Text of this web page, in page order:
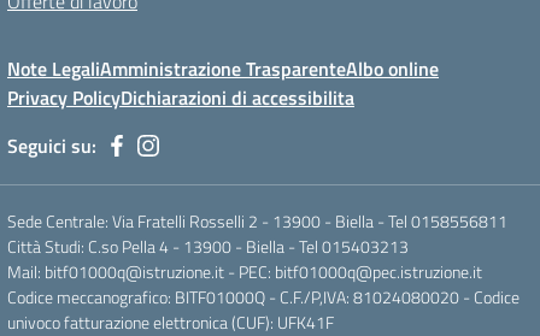
Note LegaliAmministrazione TrasparenteAlbo online
Privacy PolicyDichiarazioni di accessibilita
Seguici su:
Sede Centrale: Via Fratelli Rosselli 2 - 13900 - Biella - Tel 0158556811
Città Studi: C.so Pella 4 - 13900 - Biella - Tel 015403213
Mail: bitf01000q@istruzione.it- PEC: bitf01000q@pec.istruzione.it
Codice meccanografico: BITF01000Q - C.F./P,IVA: 81024080020 - Codice
univoco fatturazione elettronica (CUF): UFK41F